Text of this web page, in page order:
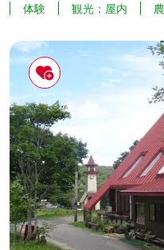
感謝し、豊かな郷を創る
くりに貢献すること、互
すことです。
体験 観光：屋内